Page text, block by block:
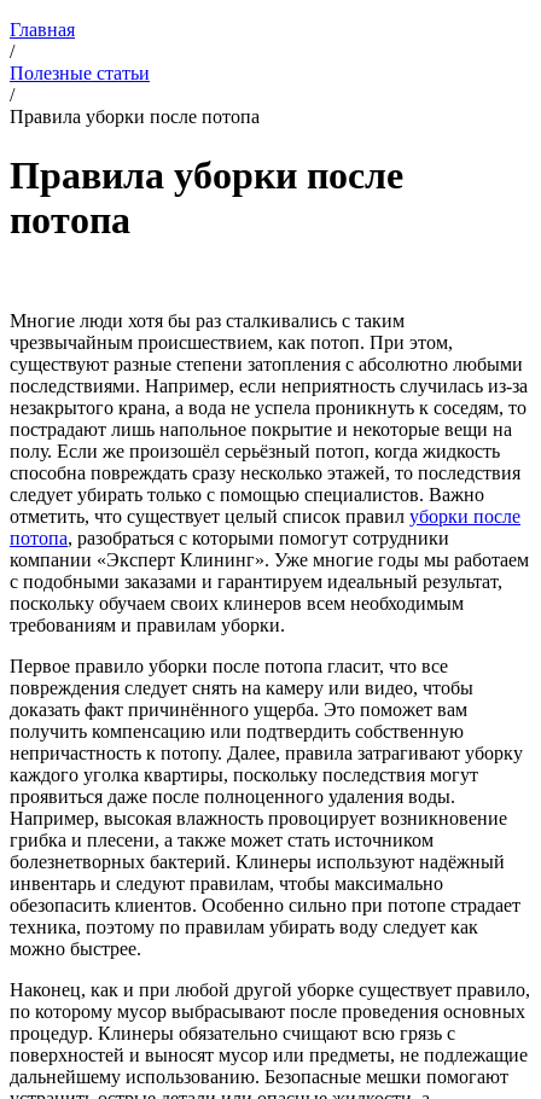
Главная
/
Полезные статьи
/
Правила уборки после потопа
Правила уборки после
потопа
Многие люди хотя бы раз сталкивались с таким
чрезвычайным происшествием, как потоп. При этом,
существуют разные степени затопления с абсолютно любыми
последствиями. Например, если неприятность случилась из-за
незакрытого крана, а вода не успела проникнуть к соседям, то
пострадают лишь напольное покрытие и некоторые вещи на
полу. Если же произошёл серьёзный потоп, когда жидкость
способна повреждать сразу несколько этажей, то последствия
следует убирать только с помощью специалистов. Важно
отметить, что существует целый список правил уборки после
потопа, разобраться с которыми помогут сотрудники
компании «Эксперт Клининг». Уже многие годы мы работаем
с подобными заказами и гарантируем идеальный результат,
поскольку обучаем своих клинеров всем необходимым
требованиям и правилам уборки.
Первое правило уборки после потопа гласит, что все
повреждения следует снять на камеру или видео, чтобы
доказать факт причинённого ущерба. Это поможет вам
получить компенсацию или подтвердить собственную
непричастность к потопу. Далее, правила затрагивают уборку
каждого уголка квартиры, поскольку последствия могут
проявиться даже после полноценного удаления воды.
Например, высокая влажность провоцирует возникновение
грибка и плесени, а также может стать источником
болезнетворных бактерий. Клинеры используют надёжный
инвентарь и следуют правилам, чтобы максимально
обезопасить клиентов. Особенно сильно при потопе страдает
техника, поэтому по правилам убирать воду следует как
можно быстрее.
Наконец, как и при любой другой уборке существует правило,
по которому мусор выбрасывают после проведения основных
процедур. Клинеры обязательно счищают всю грязь с
поверхностей и выносят мусор или предметы, не подлежащие
дальнейшему использованию. Безопасные мешки помогают